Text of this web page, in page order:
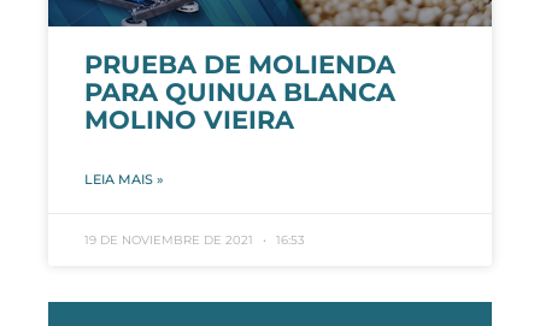
PRUEBA DE MOLIENDA
PARA QUINUA BLANCA
MOLINO VIEIRA
LEIA MAIS »
19 DE NOVIEMBRE DE 2021 16:53